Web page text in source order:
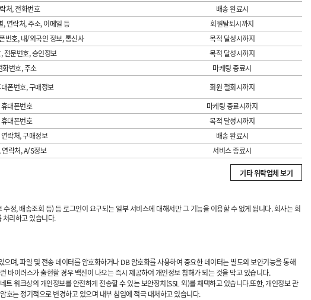
처, 전화번호
배송 완료시
, 연락처, 주소, 이메일 등
회원탈퇴시까지
번호, 내/외국인 정보, 통신사
목적 달성시까지
전문번호, 승인정보
목적 달성시까지
화번호, 주소
마케팅 종료시
폰번호, 구매정보
회원 철회시까지
대폰번호
마케팅 종료시까지
대폰번호 목적 달성시까지
락처, 구매정보
배송 완료시
락처, A/S정보 서비스 종료시
기타 위탁업체 보기
정, 배송조회 등) 등 로그인이 요구되는 일부 서비스에 대해서만 그 기능을 이용할 수 없게 됩니다. 회사는 회
처리하고 있습니다.
며, 파일 및 전송 데이터를 암호화하거나 DB 암호화를 사용하여 중요한 데이터는 별도의 보안기능을 통해
이러스가 출현할 경우 백신이 나오는 즉시 제공하여 개인정보 침해가 되는 것을 막고 있습니다.
워크상의 개인정보를 안전하게 전송할 수 있는 보안장치(SSL 외)를 채택하고 있습니다.또한, 개인정보 관
호는 정기적으로 변경하고 있으며 내부 침입에 적극 대처하고 있습니다.